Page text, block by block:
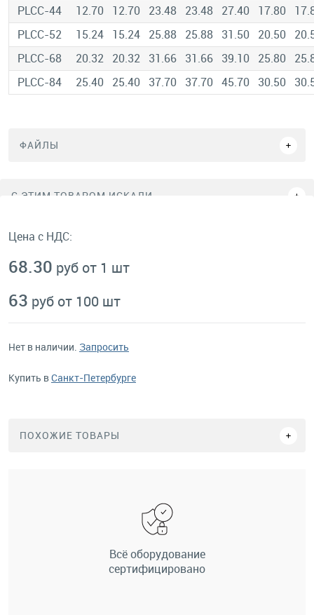
PLCC-44
12.70 12.70 23.48 23.48 27.40 17.80
PLCC-52
15.24 15.24 25.88 25.88 31.50 20.50
PLCC-68
20.32 20.32 31.66 31.66 39.10 25.80
PLCC-84
25.40 25.40 37.70 37.70 45.70 30.50
ФАЙЛЫ
C ЭТИМ ТОВАРОМ ИСКАЛИ
Цена с НДС:
68.30 руб от 1 шт
63 руб от 100 шт
Нет в наличии. Запросить
Купить вСанкт-Петербурге
ПОХОЖИЕ ТОВАРЫ
Всё оборудование
сертифицировано